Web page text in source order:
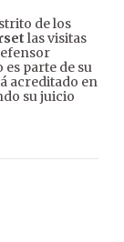
de los
las visitas
es parte de su
acreditado en
su juicio